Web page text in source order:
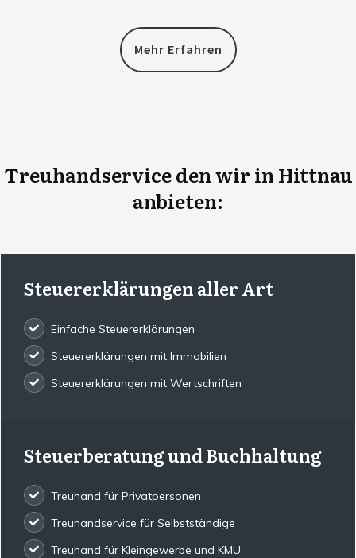
Mehr Erfahren
Treuhandservice den wir in Hittnau
anbieten:
Steuererklärungen aller Art
Einfache Steuererklärungen
Steuererklärungen mit Immobilien
Steuererklärungen mit Wertschriften
Steuerberatung und Buchhaltung
Treuhand für Privatpersonen
Treuhandservice für Selbstständige
Treuhand für Kleingewerbe und KMU